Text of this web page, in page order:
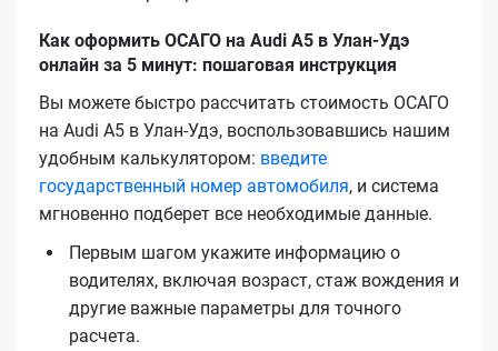
Как оформить ОСАГО на Audi A5 в Улан-Удэ
онлайн за 5 минут: пошаговая инструкция
Вы можете быстро рассчитать стоимость ОСАГО
на Audi A5 в Улан-Удэ, воспользовавшись нашим
удобным калькулятором: введите
государственный номер автомобиля, и система
мгновенно подберет все необходимые данные.
Первым шагом укажите информацию о
водителях, включая возраст, стаж вождения и
другие важные параметры для точного
расчета.